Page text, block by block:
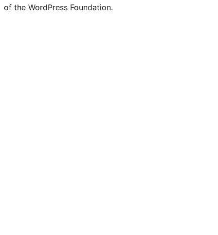
of the WordPress Foundation.